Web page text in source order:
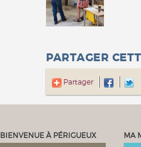
PARTAGER
Partager
BIENVENUE À PÉRIGUEUX MA